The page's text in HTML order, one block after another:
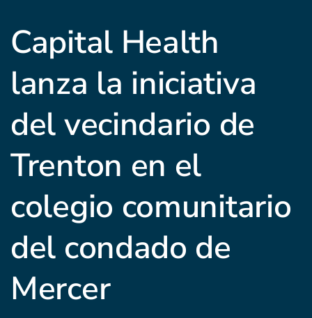
Capital Health
lanza la iniciativa
del vecindario de
Trenton en el
colegio comunitario
del condado de
Mercer